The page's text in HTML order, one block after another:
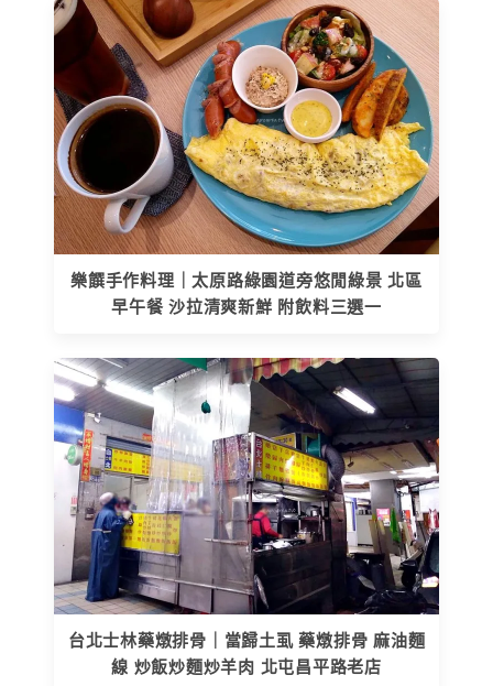
樂饌手作料理｜太原路綠園道旁悠閒綠景 北區
早午餐 沙拉清爽新鮮 附飲料三選一
台北士林藥燉排骨｜當歸土虱 藥燉排骨 麻油麵
線 炒飯炒麵炒羊肉 北屯昌平路老店